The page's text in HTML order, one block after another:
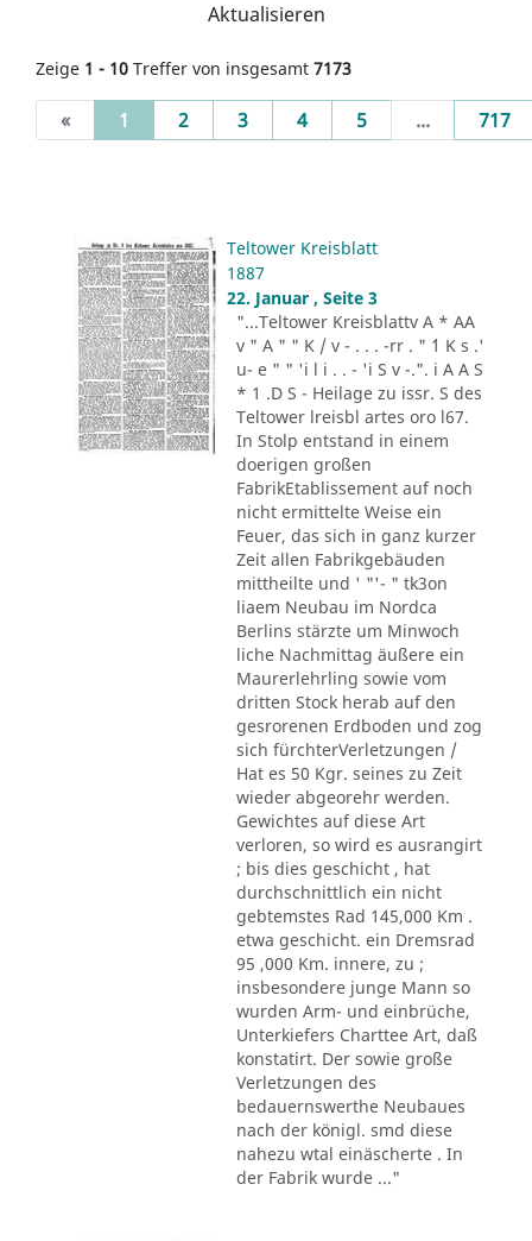
Aktualisieren
Zeige 1 - 10 Treffer von insgesamt 7173
« 1 (current)
2 3 4 5 ... 717
Teltower Kreisblatt
1887
22. Januar , Seite 3
"...Teltower Kreisblattv A * AA
v " A " " K / v - . . . -rr . " ´1 K s .'
u- e " " 'i l i . . - 'i S v -.". i A A S
* 1 .D S - Heilage zu issr. S des
Teltower lreisbl artes oro l67.
In Stolp entstand in einem
doerigen großen
FabrikEtablissement auf noch
nicht ermittelte Weise ein
Feuer, das sich in ganz kurzer
Zeit allen Fabrikgebäuden
mittheilte und ' "'- " tk3on
liaem Neubau im Nordca
Berlins stärzte um Minwoch
liche Nachmittag äußere ein
Maurerlehrling sowie vom
dritten Stock herab auf den
gesrorenen Erdboden und zog
sich fürchterVerletzungen /
Hat es 50 Kgr. seines zu Zeit
wieder abgeorehr werden.
Gewichtes auf diese Art
verloren, so wird es ausrangirt
; bis dies geschicht , hat
durchschnittlich ein nicht
gebtemstes Rad 145,000 Km .
etwa geschicht. ein Dremsrad
95 ,000 Km. innere, zu ;
insbesondere junge Mann so
wurden Arm- und einbrüche,
Unterkiefers Charttee Art, daß
konstatirt. Der sowie große
Verletzungen des
bedauernswerthe Neubaues
nach der königl. smd diese
nahezu wtal einäscherte . In
der Fabrik wurde ..."